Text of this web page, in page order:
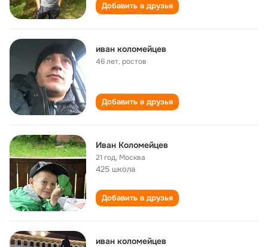
Добавить в друзья
иван коломейцев
46 лет,ростов
Добавить в друзья
Иван Коломейцев
21 год, Москва
425 школа
Добавить в друзья
иван коломейцев